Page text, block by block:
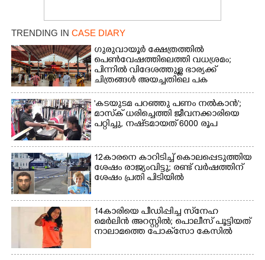
TRENDING IN CASE DIARY
ഗുരുവായൂർ ക്ഷേത്രത്തിൽ
പെൺവേഷത്തിലെത്തി വധശ്രമം;
പിന്നിൽ വിദേശത്തുള്ള ഭാര്യക്ക്
ചിത്രങ്ങൾ അയച്ചതിലെ പക
'കടയുടമ പറഞ്ഞു പണം നൽകാൻ';
മാസ്‌ക് ധരിച്ചെത്തി ജീവനക്കാരിയെ
പറ്റിച്ചു, നഷ്‌ടമായത് 6000 രൂപ
12കാരനെ കാറിടിച്ച് കൊലപ്പെടുത്തിയ
ശേഷം രാജ്യംവിട്ടു; രണ്ട് വർഷത്തിന്
ശേഷം പ്രതി പിടിയിൽ
14കാരിയെ പീഡിപ്പിച്ച സ്‌നേഹ
മെർലിൻ അറസ്റ്റിൽ; പൊലീസ് പൂട്ടിയത്
നാലാമത്തെ പോക്‌സോ കേസിൽ